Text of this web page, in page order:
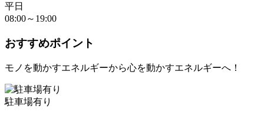
平日
08:00～19:00
おすすめポイント
モノを動かすエネルギーから心を動かすエネルギーへ！
駐車場有り